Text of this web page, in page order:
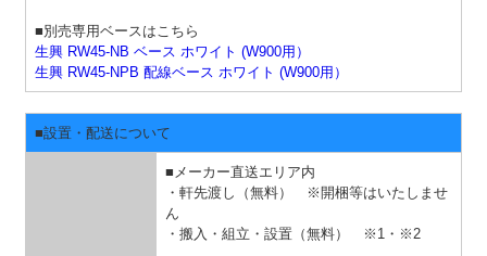
■別売専用ベースはこちら
生興 RW45-NB ベース ホワイト (W900用）
生興 RW45-NPB 配線ベース ホワイト (W900用）
■設置・配送について
■メーカー直送エリア内
・軒先渡し（無料） ※開梱等はいたしませ
ん
・搬入・組立・設置（無料）
※1・※2